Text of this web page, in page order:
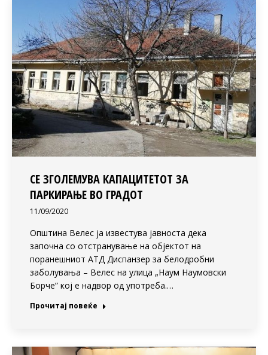
СЕ ЗГОЛЕМУВА КАПАЦИТЕТОТ ЗА
ПАРКИРАЊЕ ВО ГРАДОТ
11/09/2020
Општина Велес ја известува јавноста дека
започна со отстранување на објектот на
поранешниот АТД Диспанзер за белодробни
заболувања – Велес на улица „Наум Наумовски
Борче” кој е надвор од употреба.…
Прочитај повеќе